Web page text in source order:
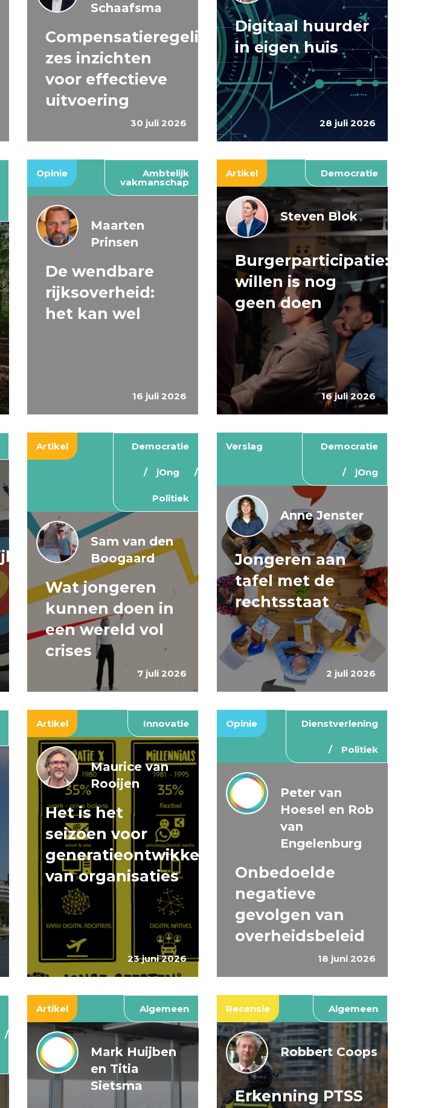
30 juli 2026
Schaafsma
Compensatieregelingen:
zes inzichten
voor effectieve
uitvoering
28 juli 2026
Digitaal huurder
in eigen huis
Opinie Ambtelijk
vakmanschap
16 juli 2026
Maarten
Prinsen
De wendbare
rijksoverheid:
het kan wel
Artikel Democratie
16 juli 2026
Steven Blok
Burgerparticipatie:
willen is nog
geen doen
Artikel Democratie
jOng
Politiek
7 juli 2026
Sam van den
Boogaard
Wat jongeren
kunnen doen in
een wereld vol
crises
Verslag Democratie
jOng
2 juli 2026
Anne Jenster
Jongeren aan
tafel met de
rechtsstaat
Artikel Innovatie
23 juni 2026
Maurice van
Rooijen
Het is het
seizoen voor
generatieontwikkeling
van organisaties
Opinie Dienstverlening
Politiek
18 juni 2026
Peter van
Hoesel en Rob
van
Engelenburg
Onbedoelde
negatieve
gevolgen van
overheidsbeleid
Artikel Algemeen
Mark Huijben
en Titia
Sietsma
Recensie Algemeen
Robbert Coops
Erkenning PTSS